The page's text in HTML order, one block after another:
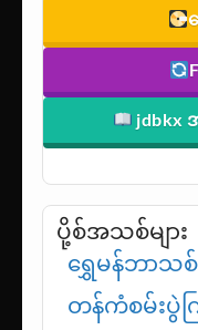
jdbkx
ပို့စ်အသစ်များ
ရွှေမန်ဘာသစ်
တန်ကံစမ်းပွဲက